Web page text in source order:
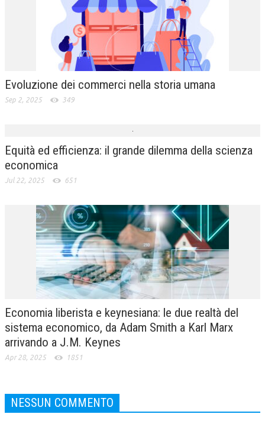
Evoluzione dei commerci nella storia umana
Sep 2, 2025 349
Equità ed efficienza: il grande dilemma della scienza
economica
Jul 22, 2025 651
Economia liberista e keynesiana: le due realtà del
sistema economico, da Adam Smith a Karl Marx
arrivando a J.M. Keynes
Apr 28, 2025 1851
NESSUN COMMENTO